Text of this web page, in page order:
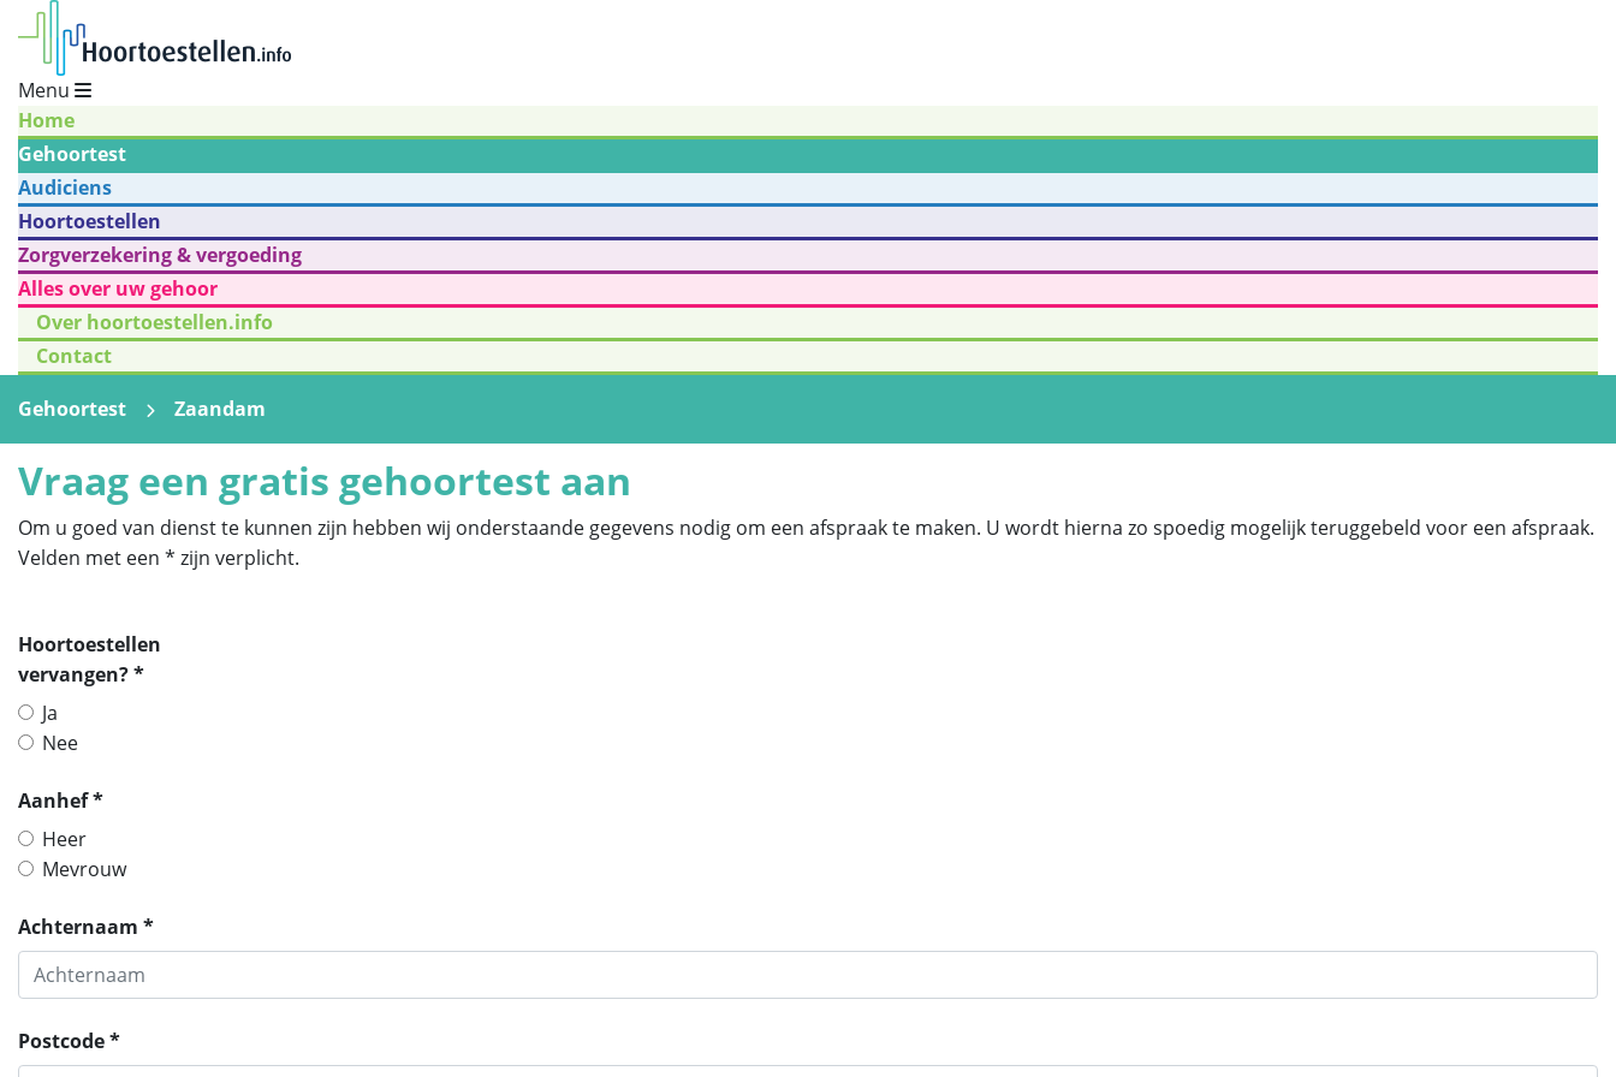
Menu
Home
Gehoortest
Audiciens
Hoortoestellen
Zorgverzekering & vergoeding
Alles over uw gehoor
Over hoortoestellen.info
Contact
Gehoortest
Zaandam
Vraag een gratis gehoortest aan
Om u goed van dienst te kunnen zijn hebben wij onderstaande gegevens nodig om een afspraak te maken. U wordt hierna zo spoedig mogelijk teruggebeld voor een afspraak.
Velden met een * zijn verplicht.
Hoortoestellen
vervangen? *
Ja
Nee
Aanhef *
Heer
Mevrouw
Achternaam *
Postcode *